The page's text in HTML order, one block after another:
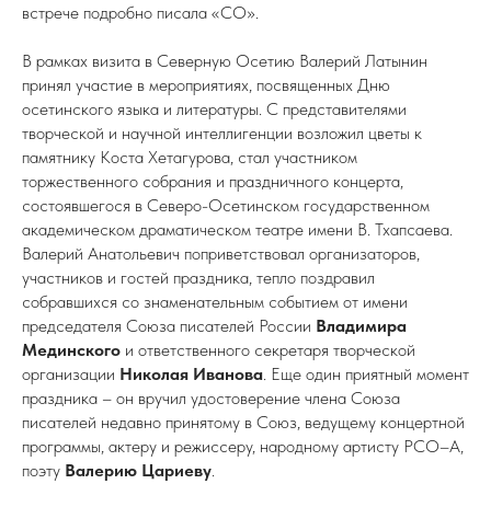
встрече подробно писала «СО».
В рамках визита в Северную Осетию Валерий Латынин
принял участие в мероприятиях, посвященных Дню
осетинского языка и литературы. С представителями
творческой и научной интеллигенции возложил цветы к
памятнику Коста Хетагурова, стал участником
торжественного собрания и праздничного концерта,
состоявшегося в Северо-Осетинском государственном
академическом драматическом театре имени В. Тхапсаева.
Валерий Анатольевич поприветствовал организаторов,
участников и гостей праздника, тепло поздравил
собравшихся со знаменательным событием от имени
председателя Союза писателей России Владимира
Мединского и ответственного секретаря творческой
организации Николая Иванова. Еще один приятный момент
праздника – он вручил удостоверение члена Союза
писателей недавно принятому в Союз, ведущему концертной
программы, актеру и режиссеру, народному артисту РСО–А,
поэту Валерию Цариеву.